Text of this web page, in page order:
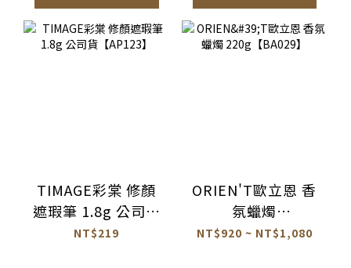
TIMAGE彩棠 修顏
遮瑕筆 1.8g 公司貨
【AP123】
NT$219
ORIEN'T歐立恩 香
氛蠟燭
220g【BA029】
NT$920 ~ NT$1,080